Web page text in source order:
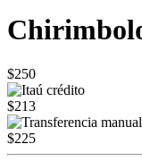
$250
$213
$225